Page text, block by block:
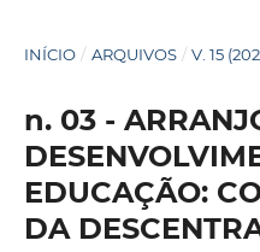
INÍCIO / ARQUIVOS / V. 15
n. 03 -
EDUCAÇÃO:
DA